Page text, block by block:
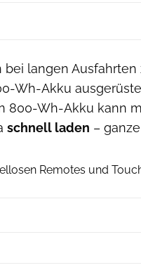
langen
Wh-Akku
800-Wh-Akku kann
schnell laden –
Remotes und